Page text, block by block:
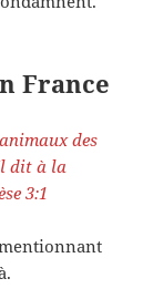
France
des
dit à la
3:1